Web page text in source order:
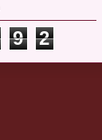
9 2